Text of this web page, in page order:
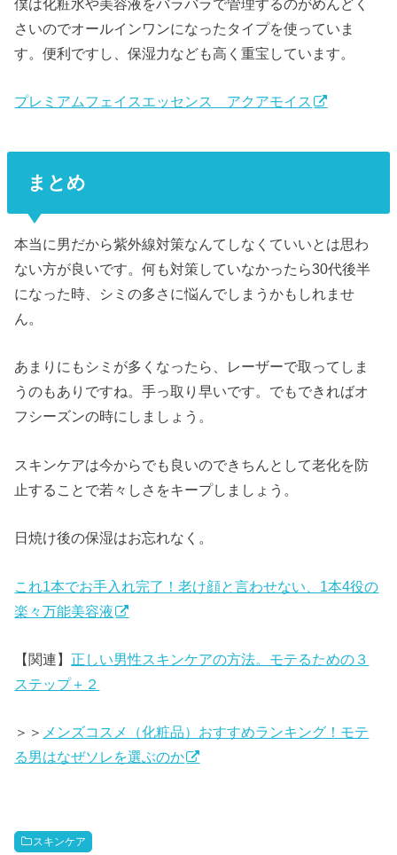
僕は化粧水や美容液をバラバラで管理するのがめんどく
さいのでオールインワンになったタイプを使っていま
す。便利ですし、保湿力なども高く重宝しています。
プレミアムフェイスエッセンス アクアモイス
まとめ
本当に男だから紫外線対策なんてしなくていいとは思わ
ない方が良いです。何も対策していなかったら30代後半
になった時、シミの多さに悩んでしまうかもしれませ
ん。
あまりにもシミが多くなったら、レーザーで取ってしま
うのもありですね。手っ取り早いです。でもできればオ
フシーズンの時にしましょう。
スキンケアは今からでも良いのできちんとして老化を防
止することで若々しさをキープしましょう。
日焼け後の保湿はお忘れなく。
これ1本でお手入れ完了！老け顔と言わせない、1本4役の
楽々万能美容液
【関連】 正しい男性スキンケアの方法。モテるための３
ステップ＋２
＞＞ メンズコスメ（化粧品）おすすめランキング！モテ
る男はなぜソレを選ぶのか
スキンケア